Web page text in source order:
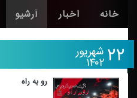
خانه اخبار آرشیو
۲۲ شهریور
۱۴۰۲
رو به راه